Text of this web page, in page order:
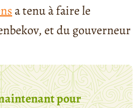
a tenu à faire le
et du gouverneur
pour